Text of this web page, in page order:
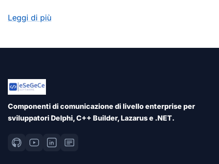
Leggi di più
Componenti di comunicazione di livello enterprise per
sviluppatori Delphi, C++ Builder, Lazarus e .NET.